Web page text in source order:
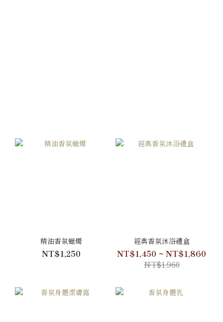
精油香氛蠟燭
NT$1,250
經典香氛沐浴禮盒
NT$1,450 ~ NT$1,860
NT$1,960